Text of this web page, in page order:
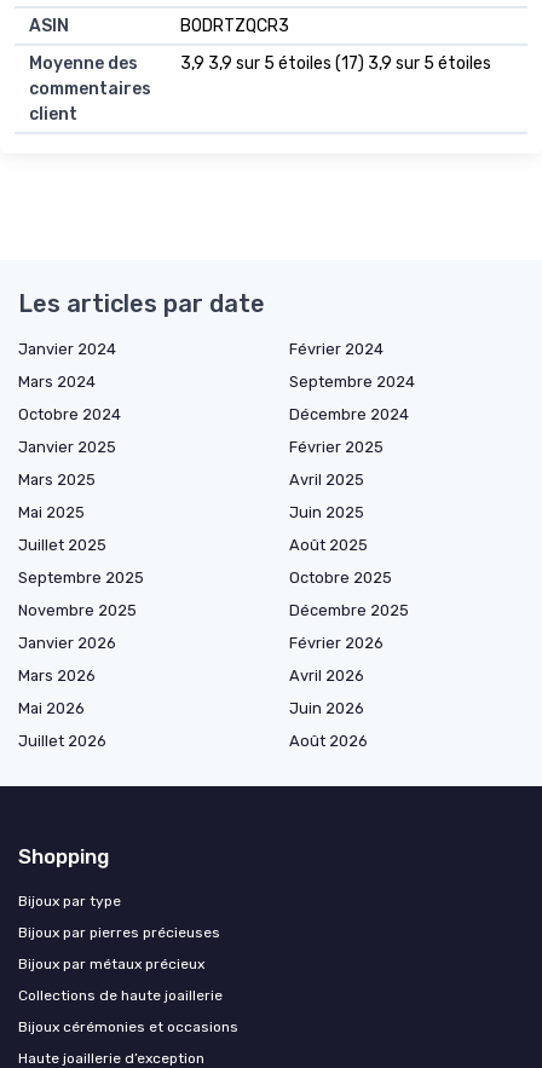
ASIN
B0DRTZQCR3
Moyenne des
commentaires
client
3,9 3,9 sur 5 étoiles (17) 3,9 sur 5 étoiles
Les articles par date
Janvier 2024
Février 2024
Mars 2024
Septembre 2024
Octobre 2024
Décembre 2024
Janvier 2025
Février 2025
Mars 2025
Avril 2025
Mai 2025
Juin 2025
Juillet 2025
Août 2025
Septembre 2025
Octobre 2025
Novembre 2025
Décembre 2025
Janvier 2026
Février 2026
Mars 2026
Avril 2026
Mai 2026
Juin 2026
Juillet 2026
Août 2026
Shopping
Bijoux par type
Bijoux par pierres précieuses
Bijoux par métaux précieux
Collections de haute joaillerie
Bijoux cérémonies et occasions
Haute joaillerie d’exception